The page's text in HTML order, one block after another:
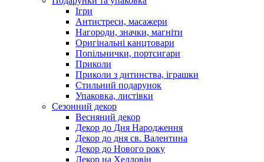
Ігри
Антистреси, масажери
Нагороди, значки, магніти
Оригінальні канцтовари
Попільнички, портсигари
Приколи
Приколи з дитинства, іграшки
Стильний подарунок
Упаковка, листівки
Сезонний декор
Весняний декор
Декор до Дня Народження
Декор до дня св. Валентина
Декор до Нового року
Декор на Хелловін